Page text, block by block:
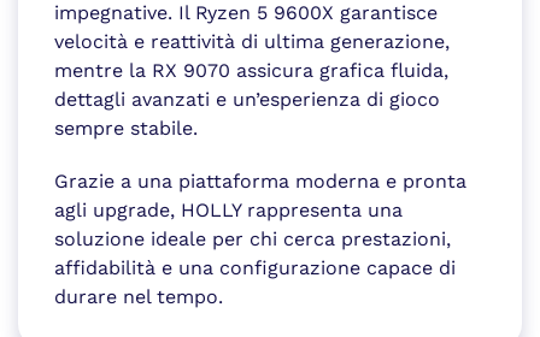
impegnative. Il Ryzen 5 9600X garantisce
velocità e reattività di ultima generazione,
mentre la RX 9070 assicura grafica fluida,
dettagli avanzati e un’esperienza di gioco
sempre stabile.
Grazie a una piattaforma moderna e pronta
agli upgrade, HOLLY rappresenta una
soluzione ideale per chi cerca prestazioni,
affidabilità e una configurazione capace di
durare nel tempo.